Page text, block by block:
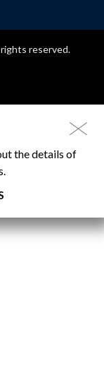
reserved.
the details of